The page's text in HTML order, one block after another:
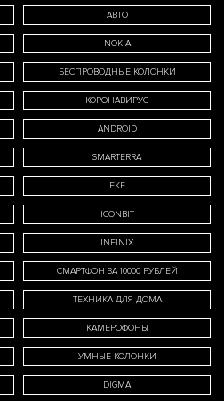
АВТО
NOKIA
БЕСПРОВОДНЫЕ КОЛОНКИ
КОРОНАВИРУС
ANDROID
SMARTERRA
EKF
ICONBIT
INFINIX
СМАРТФОН ЗА 10000 РУБЛЕЙ
ТЕХНИКА ДЛЯ ДОМА
КАМЕРОФОНЫ
УМНЫЕ КОЛОНКИ
DIGMA